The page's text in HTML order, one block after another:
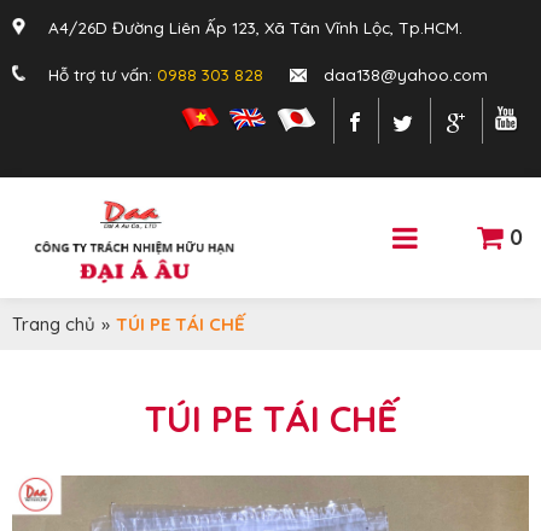
A4/26D Đường Liên Ấp 123, Xã Tân Vĩnh Lộc, Tp.HCM.
Hỗ trợ tư vấn: 0988 303 828 daa138@yahoo.com
0
Trang chủ » TÚI PE TÁI CHẾ
TÚI PE TÁI CHẾ